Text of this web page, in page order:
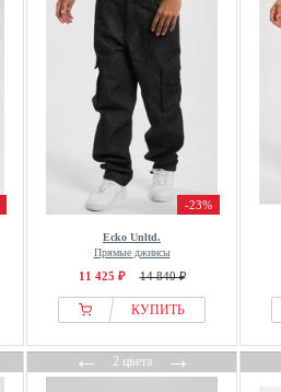
-23%
Ecko Unltd.
Прямые джинсы
11 425 ₽ 14 840 ₽
КУПИТЬ
←2 цвета→